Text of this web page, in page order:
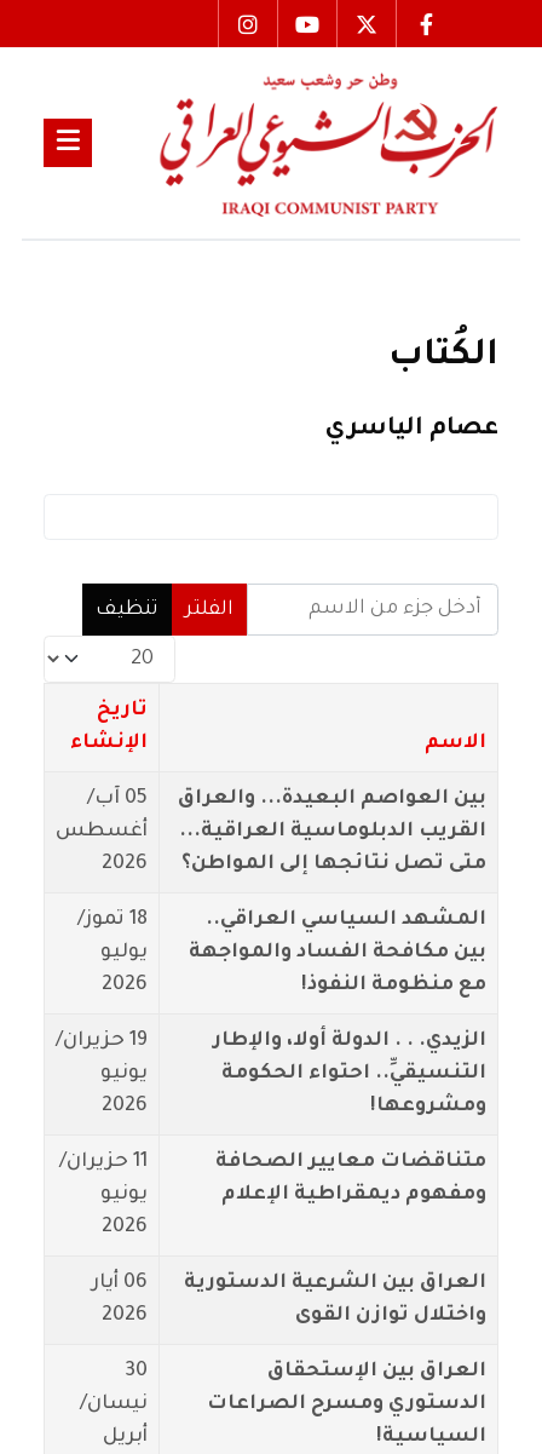
الكُتاب
عصام الياسري
أدخل جزء من الاسم
الفلتر
تنظيف
عدد الإظهارات:
الاسم
تاريخ
الإنشاء
بين العواصم البعيدة... والعراق
القريب الدبلوماسية العراقية...
متى تصل نتائجها إلى المواطن؟
05 آب/
أغسطس
2026
المشهد السياسي العراقي..
بين مكافحة الفساد والمواجهة
مع منظومة النفوذ!
18 تموز/
يوليو
2026
الزيدي. . . الدولة أولا، والإطار
التنسيقيِّ.. احتواء الحكومة
ومشروعها!
19 حزيران/
يونيو
2026
متناقضات معايير الصحافة
ومفهوم ديمقراطية الإعلام
11 حزيران/
يونيو
2026
العراق بين الشرعية الدستورية
واختلال توازن القوى
06 أيار
2026
العراق بين الإستحقاق
الدستوري ومسرح الصراعات
السياسية!
30
نيسان/
أبريل